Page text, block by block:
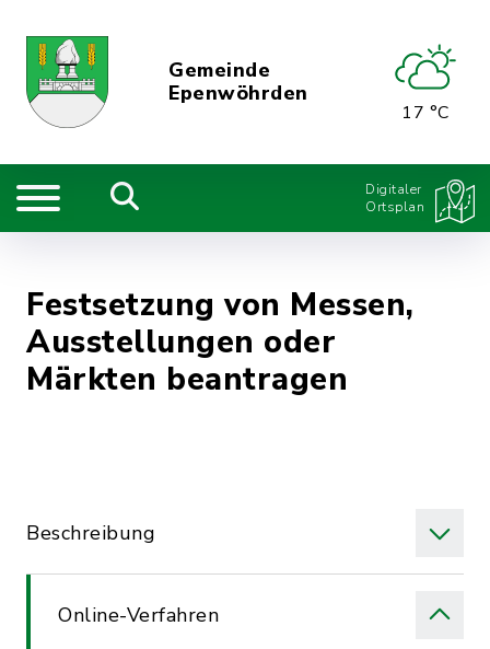
Gemeinde
Epenwöhrden
17 °C
Digitaler
Ortsplan
Festsetzung von Messen,
Ausstellungen oder
Märkten beantragen
Beschreibung
Online-Verfahren